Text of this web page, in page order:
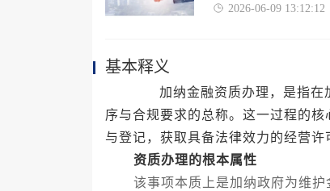
2026-06-09 13:12:12
基本释义
加纳金融资质办理，是指在加
序与合规要求的总称。这一过程的
与登记，获取具备法律效力的经营
资质办理的根本属性
该事项本质上是加纳政府为维护